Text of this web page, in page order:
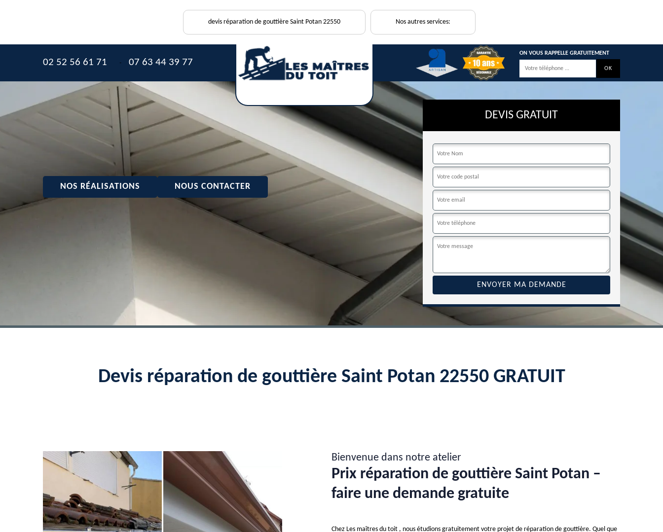
devis réparation de gouttière Saint Potan 22550 Nos autres services:
02 52 56 61 71 - 07 63 44 39 77
ON VOUS RAPPELLE GRATUITEMENT
NOS RÉALISATIONS NOUS CONTACTER
DEVIS GRATUIT
Devis réparation de gouttière Saint Potan 22550 GRATUIT
Bienvenue dans notre atelier
Prix réparation de gouttière Saint Potan –
faire une demande gratuite
Chez Les maîtres du toit , nous étudions gratuitement votre projet de réparation de gouttière. Quel que